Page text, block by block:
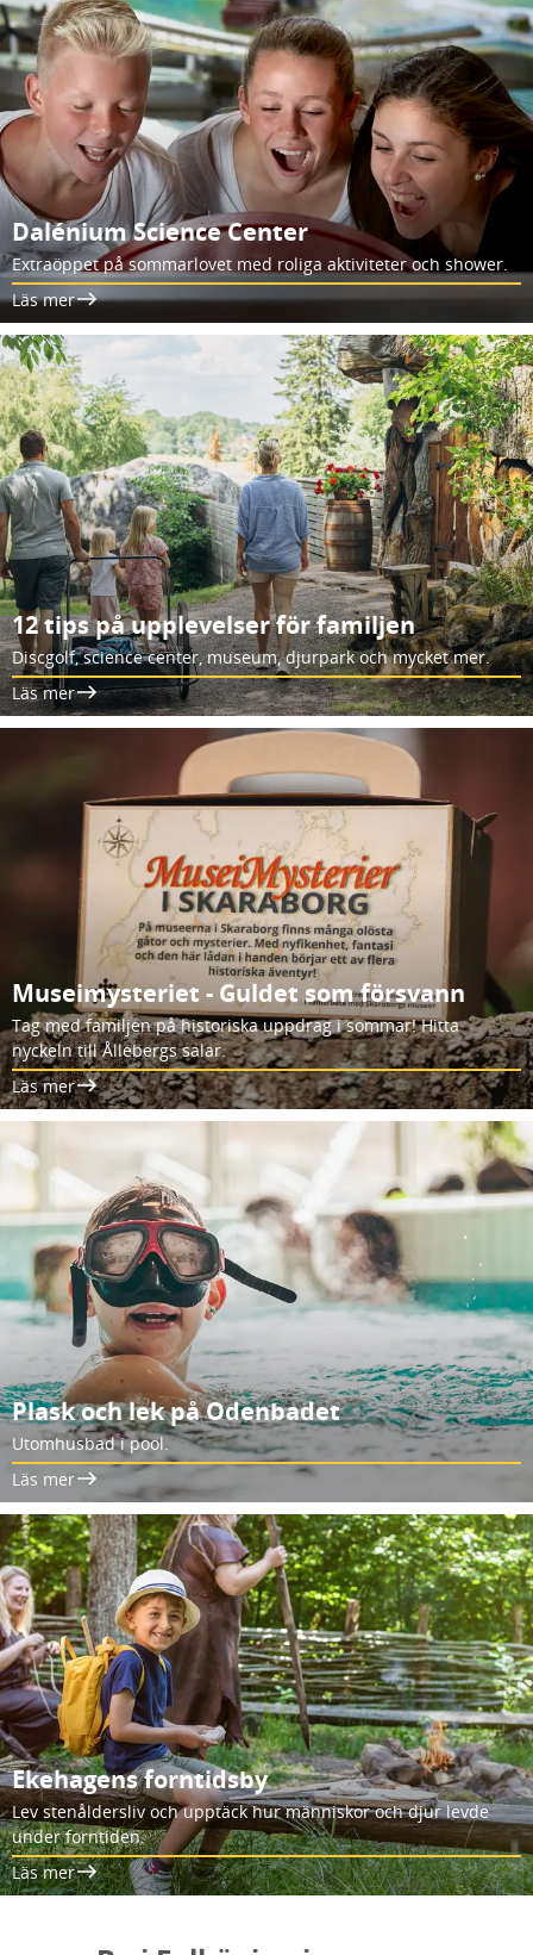
Dalénium Science Center
Extraöppet på sommarlovet med roliga aktiviteter och shower.
Läs mer
12 tips på upplevelser för familjen
Discgolf, science center, museum, djurpark och mycket mer.
Läs mer
Museimysteriet - Guldet som försvann
Tag med familjen på historiska uppdrag i sommar! Hitta
nyckeln till Ållebergs salar.
Läs mer
Plask och lek på Odenbadet
Utomhusbad i pool.
Läs mer
Ekehagens forntidsby
Lev stenåldersliv och upptäck hur människor och djur levde
under forntiden.
Läs mer